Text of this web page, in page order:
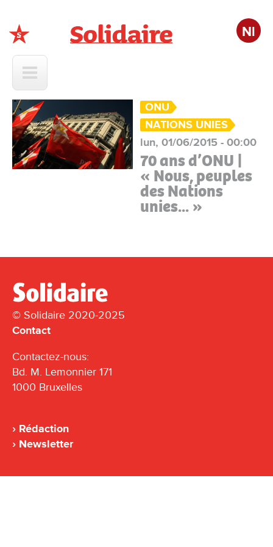
Nl
ONU
NATIONS UNIES
lun, 01/06/2015 - 00:00
70 ans d’ONU |
« Nous, peuples
des Nations
unies... »
© Solidaire 2020-2025
Contact
Contactez-nous:
Bd. M. Lemonnier 171
1000 Bruxelles
Rédaction
Newsletter